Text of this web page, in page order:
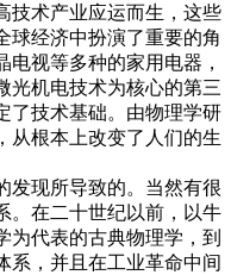
技术产业应运而生，这些
球经济中扮演了重要的角
视等多种的家用电器，
光机电技术为核心的第三
了技术基础。由物理学研
从根本上改变了人们的生
发现所导致的。当然有很
。在二十世纪以前，以牛
为代表的古典物理学，到
系，并且在工业革命中间